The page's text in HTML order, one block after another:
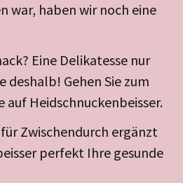
war, haben wir noch eine
Eine Delikatesse nur
deshalb! Gehen Sie zum
auf Heidschnuckenbeisser.
Zwischendurch ergänzt
perfekt Ihre gesunde